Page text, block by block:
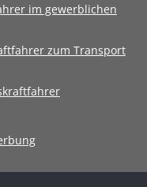
im gewerblichen
zum Transport